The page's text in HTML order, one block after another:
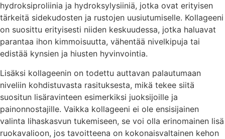
hydroksiproliinia ja hydroksylysiiniä, jotka ovat erityisen
tärkeitä sidekudosten ja rustojen uusiutumiselle. Kollageeni
on suosittu erityisesti niiden keskuudessa, jotka haluavat
parantaa ihon kimmoisuutta, vähentää nivelkipuja tai
edistää kynsien ja hiusten hyvinvointia.
Lisäksi kollageenin on todettu auttavan palautumaan
niveliin kohdistuvasta rasituksesta, mikä tekee siitä
suositun lisäravinteen esimerkiksi juoksijoille ja
painonnostajille. Vaikka kollageeni ei ole ensisijainen
valinta lihaskasvun tukemiseen, se voi olla erinomainen lisä
ruokavalioon, jos tavoitteena on kokonaisvaltainen kehon